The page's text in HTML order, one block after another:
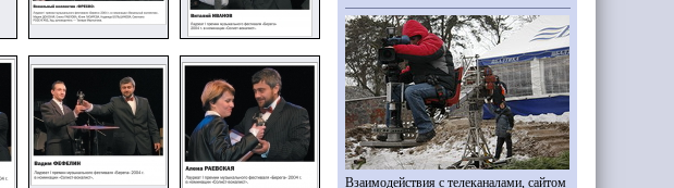
Взаимодействия с телеканалами, сайтом